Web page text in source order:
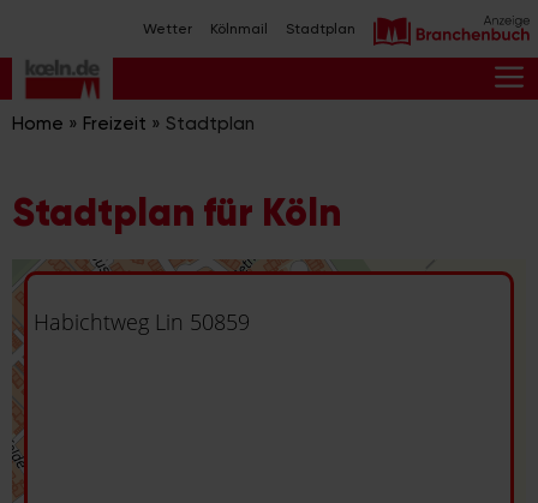
Inhalt
springen
Wetter Kölnmail Stadtplan
Home » Freizeit » Stadtplan
Stadtplan für Köln